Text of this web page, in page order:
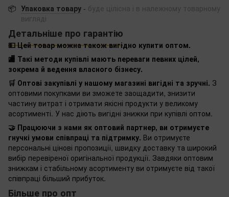
📦 Упаковка товару - буде цілісна і в належному товарному
вигляді
Детальніше про гарантію
💵 Цей товар можна також вигідно купити оптом.
🏬 Такі методи купівлі мають переваги певних цілей,
зокрема й ведення власного бізнесу.
🛒 Оптові закупівлі у нашому магазині вигідні та зручні. З
оптовими покупками ви зможете заощадити, знизити
частину витрат і отримати якісні продукти у великому
асортименті. У нас діють вигідні знижки при купівлі оптом.
🤝 Працюючи з нами як оптовий партнер, ви отримуєте
гнучкі умови співпраці та підтримку. Ви отримуєте
персональні цінові пропозиції, швидку доставку та широкий
вибір перевіреної оригінальної продукції. Завдяки оптовим
знижкам і стабільному асортименту ви отримуєте від такої
співпраці більший прибуток.
Більше про опт